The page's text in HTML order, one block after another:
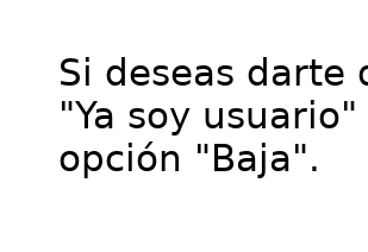
Si deseas
"Ya soy
opción "Baja".